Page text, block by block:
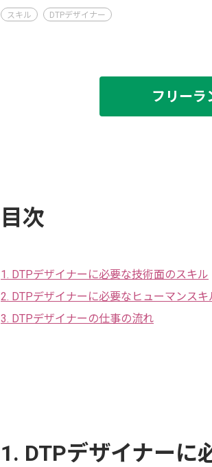
スキル DTPデザイナー
フリーラ
目次
1. DTPデザイナーに必要な技術面のスキル
2. DTPデザイナーに必要なヒューマンスキ
3. DTPデザイナーの仕事の流れ
1. DTPデザイナーに